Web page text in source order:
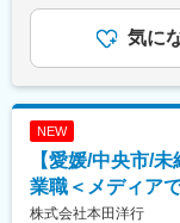
気に
NEW
【愛媛/中央市/
業職＜メディア
株式会社本田洋行